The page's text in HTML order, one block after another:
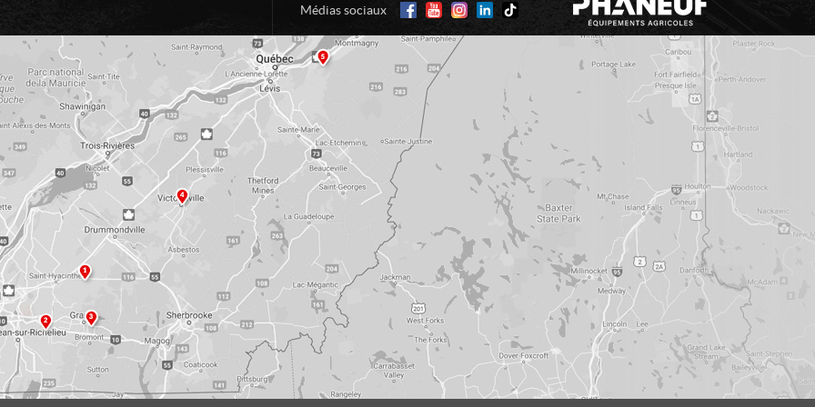
Médias sociaux